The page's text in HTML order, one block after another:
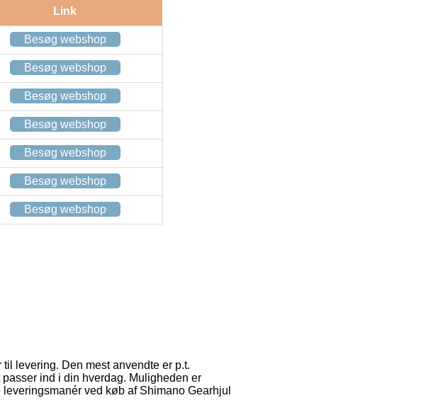
Link
Besøg webshop
Besøg webshop
Besøg webshop
Besøg webshop
Besøg webshop
Besøg webshop
Besøg webshop
levering. Den mest anvendte er p.t.
ind i din hverdag. Muligheden er
ved køb af Shimano Gearhjul